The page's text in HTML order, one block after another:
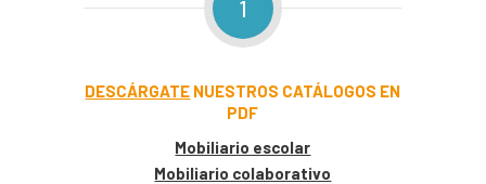
1
DESCÁRGATE NUESTROS CATÁLOGOS EN
PDF
Mobiliario escolar
Mobiliario colaborativo